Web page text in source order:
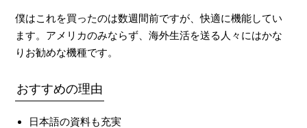
僕はこれを買ったのは数週間前ですが、快適に機能してい
ます。アメリカのみならず、海外生活を送る人々にはかな
りお勧めな機種です。
おすすめの理由
日本語の資料も充実